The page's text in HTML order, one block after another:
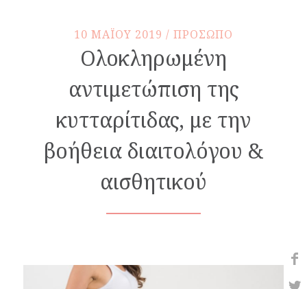
10 MAΪOY 2019 / ΠΡΟΣΩΠΟ
Ολοκληρωμένη
αντιμετώπιση της
κυτταρίτιδας, με την
βοήθεια διαιτολόγου &
αισθητικού